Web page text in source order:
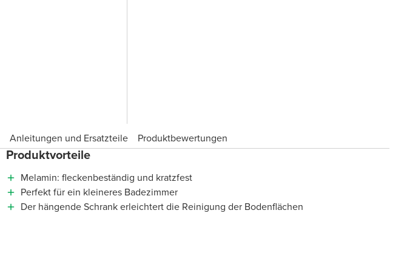
Anleitungen und Ersatzteile Produktbewertungen
Produktvorteile
Melamin: fleckenbeständig und kratzfest
Perfekt für ein kleineres Badezimmer
Der hängende Schrank erleichtert die Reinigung der Bodenflächen